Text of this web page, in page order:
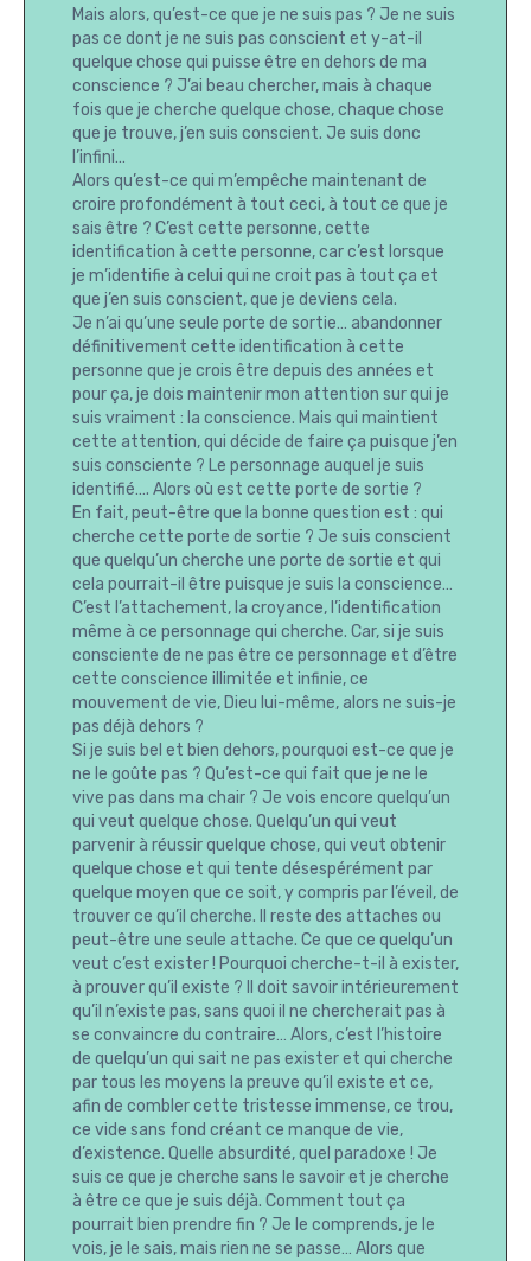
Mais alors, qu’est-ce que je ne suis pas ? Je ne suis
pas ce dont je ne suis pas conscient et y-at-il
quelque chose qui puisse être en dehors de ma
conscience ? J’ai beau chercher, mais à chaque
fois que je cherche quelque chose, chaque chose
que je trouve, j’en suis conscient. Je suis donc
l’infini…
Alors qu’est-ce qui m’empêche maintenant de
croire profondément à tout ceci, à tout ce que je
sais être ? C’est cette personne, cette
identification à cette personne, car c’est lorsque
je m’identifie à celui qui ne croit pas à tout ça et
que j’en suis conscient, que je deviens cela.
Je n’ai qu’une seule porte de sortie… abandonner
définitivement cette identification à cette
personne que je crois être depuis des années et
pour ça, je dois maintenir mon attention sur qui je
suis vraiment : la conscience. Mais qui maintient
cette attention, qui décide de faire ça puisque j’en
suis consciente ? Le personnage auquel je suis
identifié…. Alors où est cette porte de sortie ?
En fait, peut-être que la bonne question est : qui
cherche cette porte de sortie ? Je suis conscient
que quelqu’un cherche une porte de sortie et qui
cela pourrait-il être puisque je suis la conscience…
C’est l’attachement, la croyance, l’identification
même à ce personnage qui cherche. Car, si je suis
consciente de ne pas être ce personnage et d’être
cette conscience illimitée et infinie, ce
mouvement de vie, Dieu lui-même, alors ne suis-je
pas déjà dehors ?
Si je suis bel et bien dehors, pourquoi est-ce que je
ne le goûte pas ? Qu’est-ce qui fait que je ne le
vive pas dans ma chair ? Je vois encore quelqu’un
qui veut quelque chose. Quelqu’un qui veut
parvenir à réussir quelque chose, qui veut obtenir
quelque chose et qui tente désespérément par
quelque moyen que ce soit, y compris par l’éveil, de
trouver ce qu’il cherche. Il reste des attaches ou
peut-être une seule attache. Ce que ce quelqu’un
veut c’est exister ! Pourquoi cherche-t-il à exister,
à prouver qu’il existe ? Il doit savoir intérieurement
qu’il n’existe pas, sans quoi il ne chercherait pas à
se convaincre du contraire… Alors, c’est l’histoire
de quelqu’un qui sait ne pas exister et qui cherche
par tous les moyens la preuve qu’il existe et ce,
afin de combler cette tristesse immense, ce trou,
ce vide sans fond créant ce manque de vie,
d’existence. Quelle absurdité, quel paradoxe ! Je
suis ce que je cherche sans le savoir et je cherche
à être ce que je suis déjà. Comment tout ça
pourrait bien prendre fin ? Je le comprends, je le
vois, je le sais, mais rien ne se passe… Alors que